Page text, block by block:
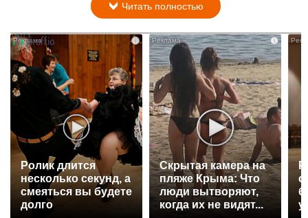
Читать полностью
i
Ролик длится
несколько секунд, а
смеяться вы будете
долго
i
Скрытая камера на
пляже Крыма: Что
люди вытворяют,
когда их не видят...